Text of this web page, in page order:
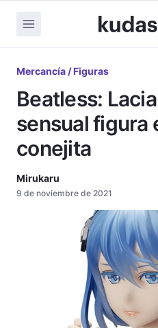
Mercancía / Figuras
Beatless:
sensual figura
conejita
Mirukaru
9 de noviembre de 2021